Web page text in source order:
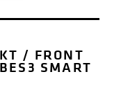
/ FRONT
SMART